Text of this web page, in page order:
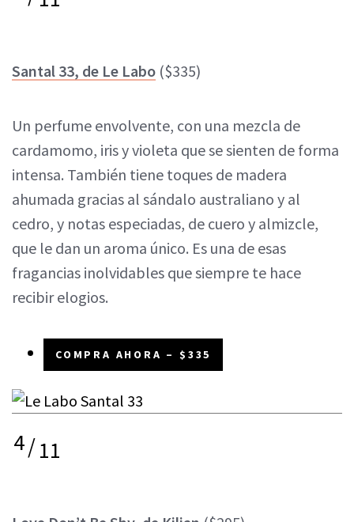
Santal 33, de Le Labo ($335)
Un perfume envolvente, con una mezcla de
cardamomo, iris y violeta que se sienten de forma
intensa. También tiene toques de madera
ahumada gracias al sándalo australiano y al
cedro, y notas especiadas, de cuero y almizcle,
que le dan un aroma único. Es una de esas
fragancias inolvidables que siempre te hace
recibir elogios.
COMPRA AHORA – $335
4/11